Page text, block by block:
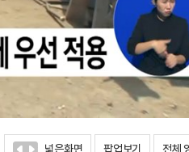
넓은화면 팝업보기 전체